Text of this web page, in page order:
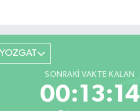
YOZGAT
SONRAKI VAKTE KALAN
00:13:14